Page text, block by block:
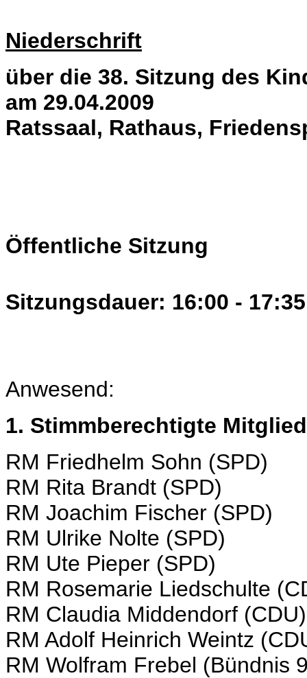
Niederschrift
über die 38. Sitzung des
am 29.04.2009
Ratssaal, Rathaus,
Öffentliche Sitzung
Sitzungsdauer: 16:00 -
Anwesend:
1. Stimmberechtigte
RM Friedhelm Sohn (SPD)
RM Rita Brandt (SPD)
RM Joachim Fischer (SPD)
RM Ulrike Nolte (SPD)
RM Ute Pieper (SPD)
RM Rosemarie Liedschulte
RM Claudia Middendorf (CDU)
RM Adolf Heinrich Weintz
RM Wolfram Frebel (Bündnis